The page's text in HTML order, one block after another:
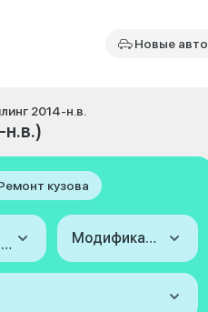
Новые авто
2014-н.в.
кузова
2014-н.в. (III, рестайлинг) Модификация